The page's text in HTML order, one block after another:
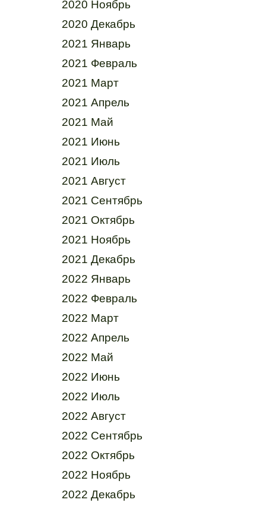
2020 Ноябрь
2020 Декабрь
2021 Январь
2021 Февраль
2021 Март
2021 Апрель
2021 Май
2021 Июнь
2021 Июль
2021 Август
2021 Сентябрь
2021 Октябрь
2021 Ноябрь
2021 Декабрь
2022 Январь
2022 Февраль
2022 Март
2022 Апрель
2022 Май
2022 Июнь
2022 Июль
2022 Август
2022 Сентябрь
2022 Октябрь
2022 Ноябрь
2022 Декабрь